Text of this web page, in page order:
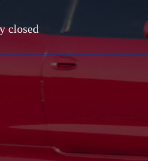
closed